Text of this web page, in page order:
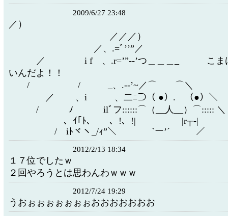
2009/6/27 23:48
／）
／／／）
／、.=ﾞ’’”／
／ i f 、.r=’”-‐’つ＿＿＿_ こまけ
いんだよ！！
/ / _、.-‐’~／⌒ ⌒＼
／ 、i 、二ﾆ⊃（ ●）. （●）＼
/ ﾉ ilﾞフ::::::⌒（__人__）⌒::::: ＼
、ｲ｢ﾄ､ 、!、!| |r┬-
/ iﾄヾヽ_/ｨ”＼ `ー’´ ／
2012/2/13 18:34
１７位でしたｗ
２回やろうとは思わんわｗｗｗ
2012/7/24 19:29
うおぉぉぉぉぉぉぉおおおおおおお